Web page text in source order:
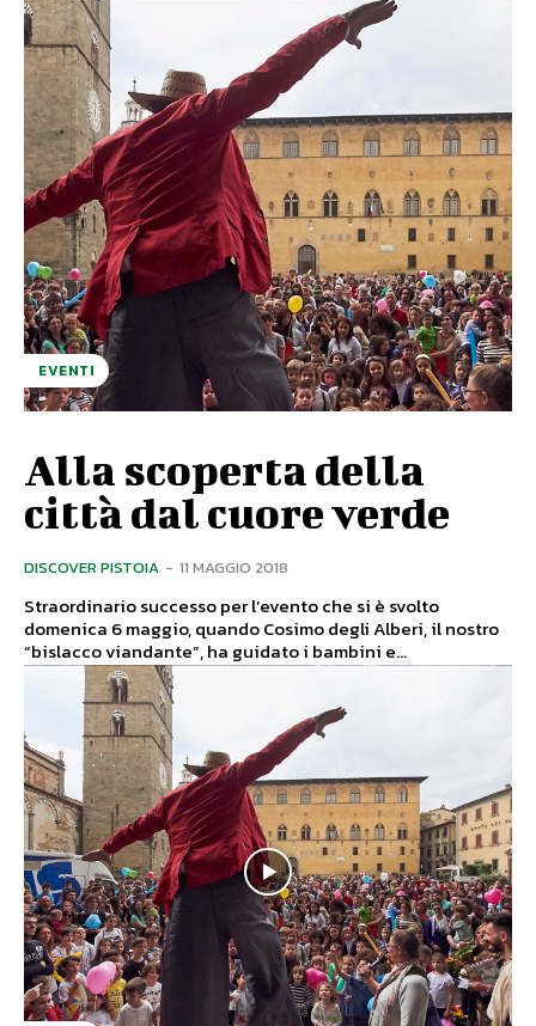
EVENTI
Alla scoperta della
città dal cuore verde
DISCOVER PISTOIA - 11 MAGGIO 2018
Straordinario successo per l’evento che si è svolto
domenica 6 maggio, quando Cosimo degli Alberi, il nostro
“bislacco viandante”, ha guidato i bambini e...